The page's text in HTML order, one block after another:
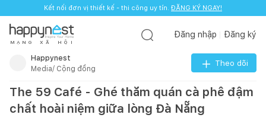
Kết nối đơn vị thiết kế - thi công uy tín. ĐĂNG KÝ NGAY!
M Ạ N G X Ã H Ộ I
Đăng nhập Đăng ký
Happynest
Media/ Cộng đồng
Theo dõi
The 59 Café - Ghé thăm quán cà phê đậm
chất hoài niệm giữa lòng Đà Nẵng